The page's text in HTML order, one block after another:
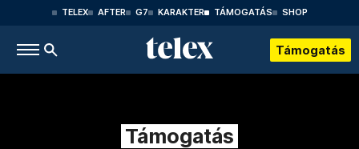
TELEX AFTER G7 KARAKTER TÁMOGATÁS SHOP
Támogatás
Támogatás